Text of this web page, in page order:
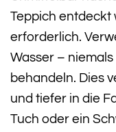
Teppich entdeckt
erforderlich.
Wasser –
behandeln. Dies
und tiefer in die
Tuch oder ein